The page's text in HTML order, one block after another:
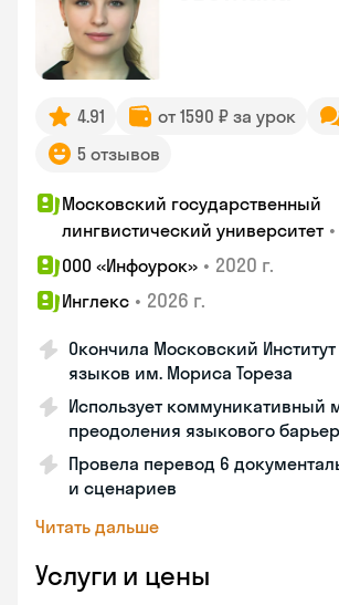
4.91 от 1590 ₽ за урок
5 отзывов
Московский государственный
лингвистический университет •
ООО «Инфоурок» • 2020 г.
Инглекс • 2026 г.
Окончила Московский
языков им. Мориса Тореза
Использует коммуникативный
преодоления языкового
Провела перевод 6
и сценариев
Читать дальше
Услуги и цены